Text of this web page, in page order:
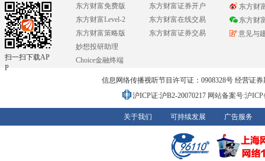
扫一扫下载AP
P
东方财富免费版
东方财富Level-2
东方财富策略版
妙想投研助理
Choice金融终端
东方财富证券开户
东方财富在线交易
东方财富证券交易
东方财
东方财
意见与
信息网络传播视听节目许可证：0908328号 经营证
沪ICP证:沪B2-20070217 网站备案号:沪
关于我们 可持续发展 广告服务